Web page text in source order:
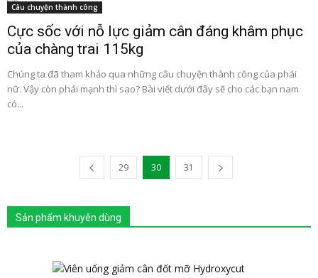
Câu chuyện thành công
Cực sốc với nỗ lực giảm cân đáng khâm phục
của chàng trai 115kg
Chúng ta đã tham khảo qua những câu chuyện thành công của phái
nữ. Vậy còn phái mạnh thì sao? Bài viết dưới đây sẽ cho các bạn nam
có...
29 30 31
Sản phẩm khuyên dùng